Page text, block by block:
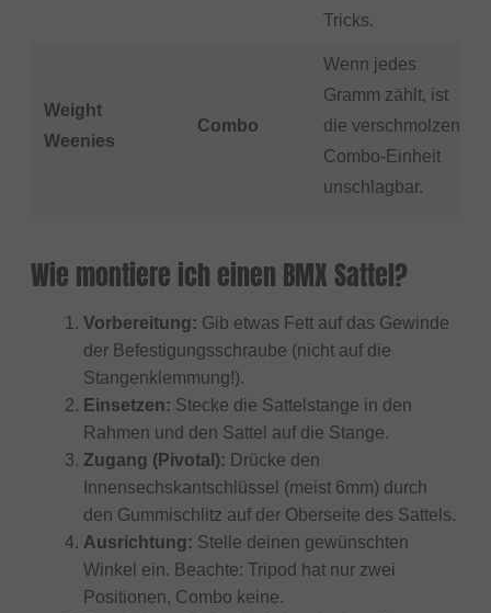
Tricks.
Weight
Weenies
Combo
Wenn jedes
Gramm zählt, ist
die verschmolzene
Combo-Einheit
unschlagbar.
Wie montiere ich einen BMX Sattel?
Vorbereitung: Gib etwas Fett auf das Gewinde
der Befestigungsschraube (nicht auf die
Stangenklemmung!).
Einsetzen: Stecke die Sattelstange in den
Rahmen und den Sattel auf die Stange.
Zugang (Pivotal): Drücke den
Innensechskantschlüssel (meist 6mm) durch
den Gummischlitz auf der Oberseite des Sattels.
Ausrichtung: Stelle deinen gewünschten
Winkel ein. Beachte: Tripod hat nur zwei
Positionen, Combo keine.